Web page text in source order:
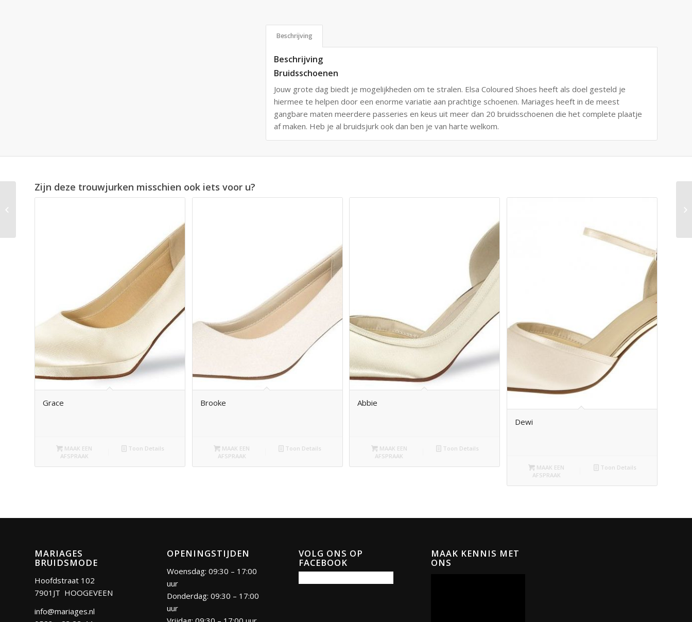
Beschrijving
Beschrijving
Bruidsschoenen
Jouw grote dag biedt je mogelijkheden om te stralen. Elsa Coloured Shoes heeft als doel gesteld je
hiermee te helpen door een enorme variatie aan prachtige schoenen. Mariages heeft in de meest
gangbare maten meerdere passeries en keus uit meer dan 20 bruidsschoenen die het complete plaatje
af maken. Heb je al bruidsjurk ook dan ben je van harte welkom.
Zijn deze trouwjurken misschien ook iets voor u?
Grace
MAAK EEN
AFSPRAAK
Toon Details
Brooke
MAAK EEN
AFSPRAAK
Toon Details
Abbie
MAAK EEN
AFSPRAAK
Toon Details
Dewi
MAAK EEN
AFSPRAAK
Toon Details
MARIAGES
BRUIDSMODE
Hoofdstraat 102
7901JT HOOGEVEEN
info@mariages.nl
OPENINGSTIJDEN
Woensdag: 09:30 – 17:00
uur
Donderdag: 09:30 – 17:00
uur
VOLG ONS OP
FACEBOOK
MAAK KENNIS MET
ONS